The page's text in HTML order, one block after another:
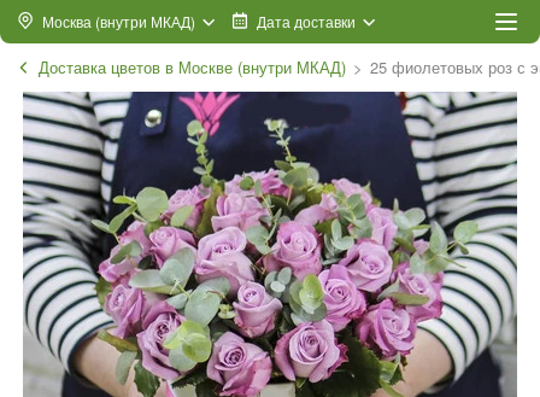
Москва (внутри МКАД) Дата доставки
Доставка цветов в Москве (внутри МКАД) 25 фиолетовых роз с